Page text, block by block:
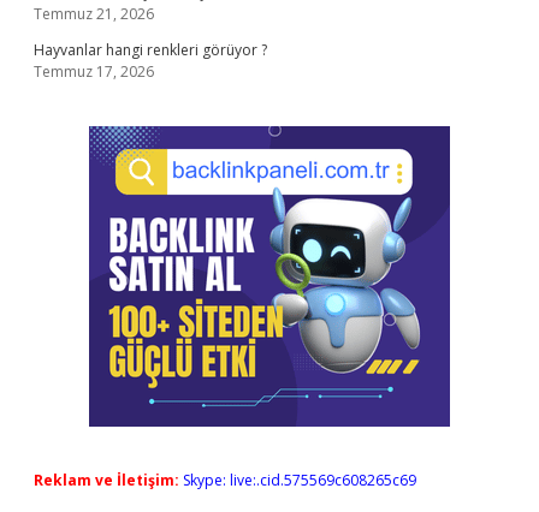
Temmuz 21, 2026
Hayvanlar hangi renkleri görüyor ?
Temmuz 17, 2026
Reklam ve İletişim: Skype: live:.cid.575569c608265c69